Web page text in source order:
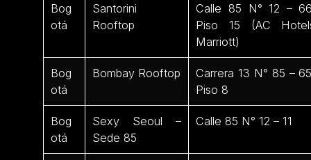
Bog
otá
Santorini
Rooftop
Calle 85 N° 12 –
Piso 15 (AC
Marriott)
Bog
otá
Bombay Rooftop
Carrera 13 N° 85 –
Piso 8
Bog
otá
Sexy Seoul –
Sede 85
Calle 85 N° 12 – 11